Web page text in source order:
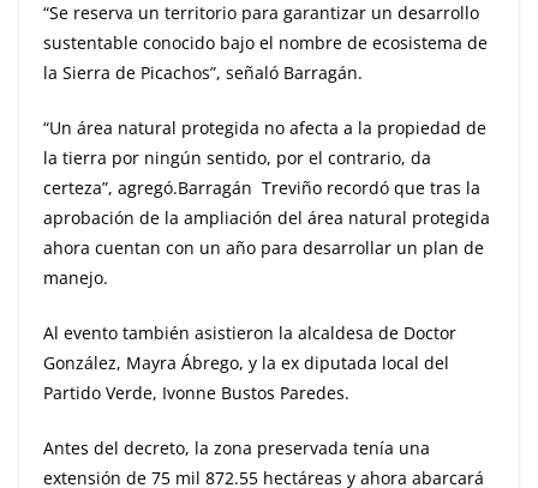
“Se reserva un territorio para garantizar un desarrollo
sustentable conocido bajo el nombre de ecosistema de
la Sierra de Picachos”, señaló Barragán.
“Un área natural protegida no afecta a la propiedad de
la tierra por ningún sentido, por el contrario, da
certeza”, agregó.Barragán Treviño recordó que tras la
aprobación de la ampliación del área natural protegida
ahora cuentan con un año para desarrollar un plan de
manejo.
Al evento también asistieron la alcaldesa de Doctor
González, Mayra Ábrego, y la ex diputada local del
Partido Verde, Ivonne Bustos Paredes.
Antes del decreto, la zona preservada tenía una
extensión de 75 mil 872.55 hectáreas y ahora abarcará